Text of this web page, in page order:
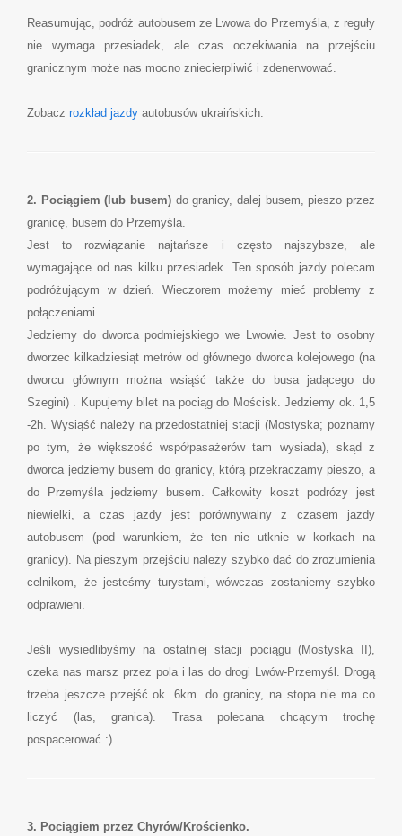
Reasumując, podróż autobusem ze Lwowa do Przemyśla, z reguły
nie wymaga przesiadek, ale czas oczekiwania na przejściu
granicznym może nas mocno zniecierpliwić i zdenerwować.
Zobacz rozkład jazdy autobusów ukraińskich.
2. Pociągiem (lub busem) do granicy, dalej busem, pieszo przez
granicę, busem do Przemyśla.
Jest to rozwiązanie najtańsze i często najszybsze, ale
wymagające od nas kilku przesiadek. Ten sposób jazdy polecam
podróżującym w dzień. Wieczorem możemy mieć problemy z
połączeniami.
Jedziemy do dworca podmiejskiego we Lwowie. Jest to osobny
dworzec kilkadziesiąt metrów od głównego dworca kolejowego (na
dworcu głównym można wsiąść także do busa jadącego do
Szegini) . Kupujemy bilet na pociąg do Mościsk. Jedziemy ok. 1,5
-2h. Wysiąść należy na przedostatniej stacji (Mostyska; poznamy
po tym, że większość współpasażerów tam wysiada), skąd z
dworca jedziemy busem do granicy, którą przekraczamy pieszo, a
do Przemyśla jedziemy busem. Całkowity koszt podrózy jest
niewielki, a czas jazdy jest porównywalny z czasem jazdy
autobusem (pod warunkiem, że ten nie utknie w korkach na
granicy). Na pieszym przejściu należy szybko dać do zrozumienia
celnikom, że jesteśmy turystami, wówczas zostaniemy szybko
odprawieni.
Jeśli wysiedlibyśmy na ostatniej stacji pociągu (Mostyska II),
czeka nas marsz przez pola i las do drogi Lwów-Przemyśl. Drogą
trzeba jeszcze przejść ok. 6km. do granicy, na stopa nie ma co
liczyć (las, granica). Trasa polecana chcącym trochę
pospacerować :)
3. Pociągiem przez Chyrów/Krościenko.